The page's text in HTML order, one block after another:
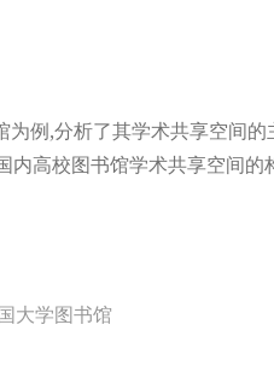
例,分析了其学术共享空间
高校图书馆学术共享空间的
大学图书馆